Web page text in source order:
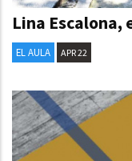
Lina
EL AULA APR 22